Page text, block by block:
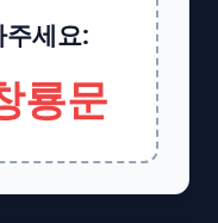
세요:
룡문